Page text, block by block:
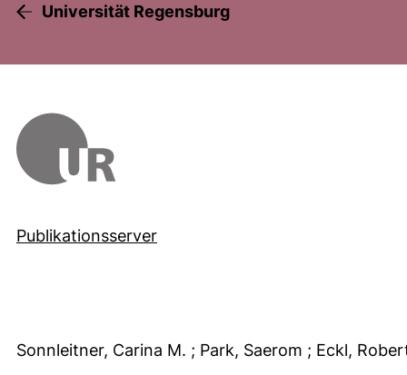
Universität Regensburg
Publikationsserver
Sonnleitner, Carina M. ; Park, Saerom ; Eckl,